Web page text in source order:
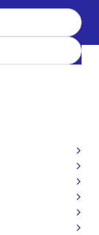
プトカプラ）
コレク
ラ